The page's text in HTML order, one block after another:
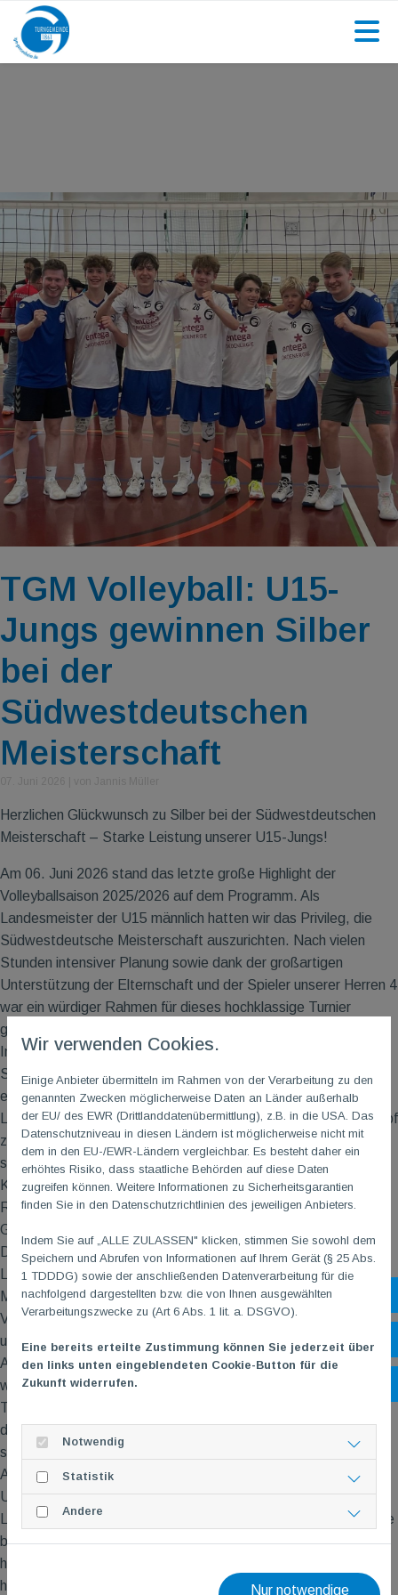
TGM Volleyball: U15-
Jungs gewinnen Silber
bei der
Südwestdeutschen
Meisterschaft
Herzlichen Glückwunsch zu Silber bei der Südwestdeutschen
Meisterschaft – Starke Leistung unserer U15-Jungs!
Am 06. Juni 2026 stand das letzte große Highlight der
Volleyballsaison 2025/2026 auf dem Programm. Als
Landesmeister der U15 männlich hatten wir das Privileg, die
Südwestdeutsche Meisterschaft auszurichten. Nach vielen
Stunden intensiver Planung sowie dank der großartigen
Unterstützung der Elternschaft und der Spieler unserer Herren 4
war ein würdiger Rahmen für dieses hochklassige Turnier
geschaffen.
In der Gruppenphase traf unser Team zunächst auf den TSV
Speyer und den TV Biedenkopf. Während die Mannschaft im
ersten Spiel gegen Speyer eine kontrollierte und souveräne
Leistung zeigte, entwickelte sich die Begegnung mit Biedenkopf
zu einer echten Herausforderung. In einem emotionalen und
spannenden Spiel behielten die Mainzer Jungs dank ihres
Kampfgeistes und der lautstarken Unterstützung von den
Rängen knapp die Oberhand. Damit sicherten sie sich den
Gruppensieg und den Einzug ins Halbfinale.
Dort kam es zum Wiedersehen mit unseren Freunden aus
Lahnstein – eine Neuauflage des Finals der Rheinland-Pfalz-
Meisterschaft. Mit einer sehr stabilen und konzentrierten
Vorstellung ließ unsere Mannschaft keine Zweifel aufkommen
und zog verdient ins Finale ein.
Auf dem Großfeld und vor einer beeindruckenden Kulisse
wartete dort mit dem TuS Kriftel ein äußerst starker Gegner.
Trotz großem Einsatz und einer engagierten Leistung war an
diesem Tag gegen die Hessen nichts zu holen. Der TuS Kriftel
setzte sich verdient durch und sicherte sich den Titel.
An dieser Stelle nochmals herzlichen Glückwunsch nach Kriftel!
Unabhängig vom Finalergebnis können wir sehr stolz auf die
Leistung unserer Jungs sein. Mit dem Gewinn der Silbermedaille
bei der Südwestdeutschen Meisterschaft krönten sie eine
herausragende Saison und vertraten unseren Verein
hervorragend.
Wir verwenden Cookies.
Einige Anbieter übermitteln im Rahmen von der Verarbeitung zu den
genannten Zwecken möglicherweise Daten an Länder außerhalb
der EU/ des EWR (Drittlanddatenübermittlung), z.B. in die USA. Das
Datenschutzniveau in diesen Ländern ist möglicherweise nicht mit
dem in den EU-/EWR-Ländern vergleichbar. Es besteht daher ein
erhöhtes Risiko, dass staatliche Behörden auf diese Daten
zugreifen können. Weitere Informationen zu Sicherheitsgarantien
finden Sie in den Datenschutzrichtlinien des jeweiligen Anbieters.
Indem Sie auf „ALLE ZULASSEN" klicken, stimmen Sie sowohl dem
Speichern und Abrufen von Informationen auf Ihrem Gerät (§ 25 Abs.
1 TDDDG) sowie der anschließenden Datenverarbeitung für die
nachfolgend dargestellten bzw. die von Ihnen ausgewählten
Verarbeitungszwecke zu (Art 6 Abs. 1 lit. a. DSGVO).
Eine bereits erteilte Zustimmung können Sie jederzeit über
den links unten eingeblendeten Cookie-Button für die
Zukunft widerrufen.
Notwendig
Statistik
Andere
Nur notwendige